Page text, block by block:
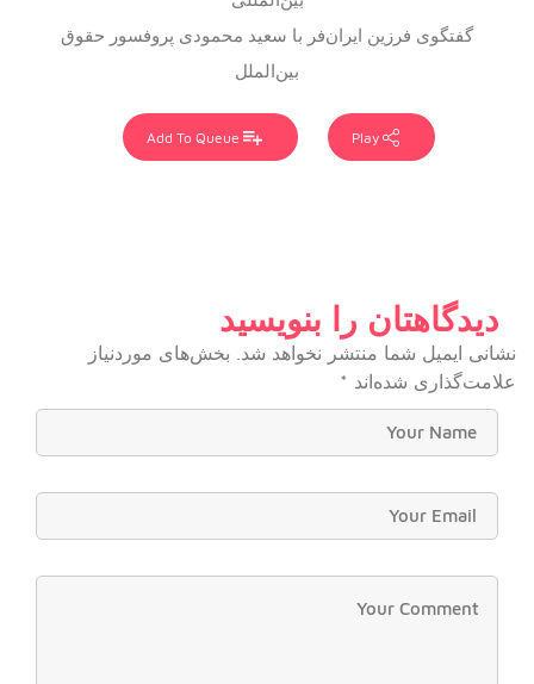
گفتگوی فرزین ایران‌فر با سعید محمودی پروفسور حقوق
بین‌الملل
دیدگاهتان را بنویسید
نشانی ایمیل شما منتشر نخواهد شد.
بخش‌های موردنیاز
علامت‌گذاری شده‌اند *